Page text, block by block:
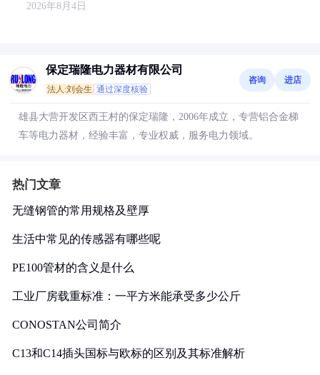
2026年8月4日
保定瑞隆电力器材有限公司
法人:刘会生 通过深度核验
咨询 进店
雄县大营开发区西王村的保定瑞隆，2006年成立，专营铝合金梯
车等电力器材，经验丰富，专业权威，服务电力领域。
热门文章
无缝钢管的常用规格及壁厚
生活中常见的传感器有哪些呢
PE100管材的含义是什么
工业厂房载重标准：一平方米能承受多少公斤
CONOSTAN公司简介
C13和C14插头国标与欧标的区别及其标准解析